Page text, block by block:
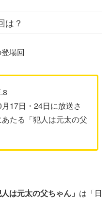
は？
場回
17日・24日に放送さ
たる「犯人は元太の父
人は元太の父ちゃん」 は「日